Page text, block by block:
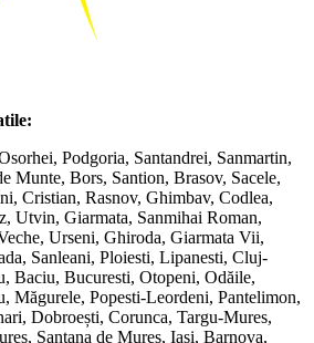
Podgoria, Santandrei, Sanmartin,
Munte, Bors, Santion, Brasov, Sacele,
Cristian, Rasnov, Ghimbav, Codlea,
Utvin, Giarmata, Sanmihai Roman,
Urseni, Ghiroda, Giarmata Vii,
Sanleani, Ploiesti, Lipanesti, Cluj-
Baciu, Bucuresti, Otopeni, Odăile,
Măgurele, Popesti-Leordeni, Pantelimon,
Dobroești, Corunca, Targu-Mures,
Santana de Mures, Iasi, Barnova,